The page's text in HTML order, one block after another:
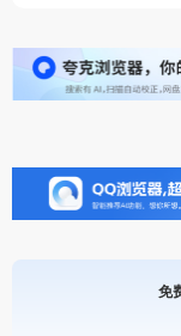
免